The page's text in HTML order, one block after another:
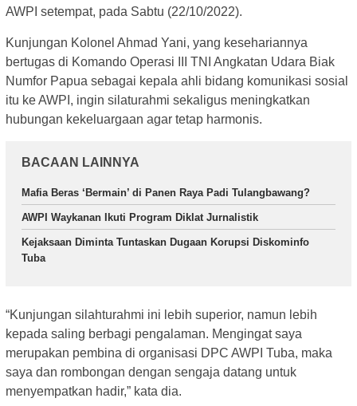
AWPI setempat, pada Sabtu (22/10/2022).
Kunjungan Kolonel Ahmad Yani, yang kesehariannya
bertugas di Komando Operasi III TNI Angkatan Udara Biak
Numfor Papua sebagai kepala ahli bidang komunikasi sosial
itu ke AWPI, ingin silaturahmi sekaligus meningkatkan
hubungan kekeluargaan agar tetap harmonis.
BACAAN LAINNYA
Mafia Beras ‘Bermain’ di Panen Raya Padi Tulangbawang?
AWPI Waykanan Ikuti Program Diklat Jurnalistik
Kejaksaan Diminta Tuntaskan Dugaan Korupsi Diskominfo
Tuba
“Kunjungan silahturahmi ini lebih superior, namun lebih
kepada saling berbagi pengalaman. Mengingat saya
merupakan pembina di organisasi DPC AWPI Tuba, maka
saya dan rombongan dengan sengaja datang untuk
menyempatkan hadir,” kata dia.